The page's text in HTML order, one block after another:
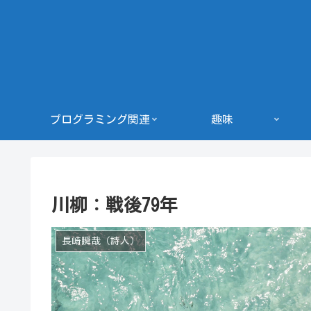
プログラミング関連 趣味
川柳：戦後79年
長崎瞬哉（詩人）